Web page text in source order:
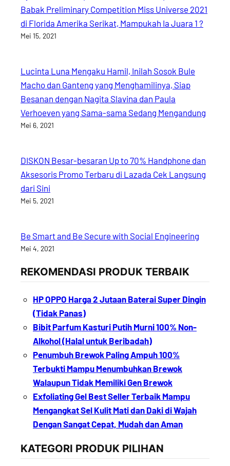
Babak Preliminary Competition Miss Universe 2021
di Florida Amerika Serikat, Mampukah Ia Juara 1 ?
Mei 15, 2021
Lucinta Luna Mengaku Hamil, Inilah Sosok Bule
Macho dan Ganteng yang Menghamilinya, Siap
Besanan dengan Nagita Slavina dan Paula
Verhoeven yang Sama-sama Sedang Mengandung
Mei 6, 2021
DISKON Besar-besaran Up to 70% Handphone dan
Aksesoris Promo Terbaru di Lazada Cek Langsung
dari Sini
Mei 5, 2021
Be Smart and Be Secure with Social Engineering
Mei 4, 2021
REKOMENDASI PRODUK TERBAIK
HP OPPO Harga 2 Jutaan Baterai Super Dingin
(Tidak Panas)
Bibit Parfum Kasturi Putih Murni 100% Non-
Alkohol (Halal untuk Beribadah)
Penumbuh Brewok Paling Ampuh 100%
Terbukti Mampu Menumbuhkan Brewok
Walaupun Tidak Memiliki Gen Brewok
Exfoliating Gel Best Seller Terbaik Mampu
Mengangkat Sel Kulit Mati dan Daki di Wajah
Dengan Sangat Cepat, Mudah dan Aman
KATEGORI PRODUK PILIHAN